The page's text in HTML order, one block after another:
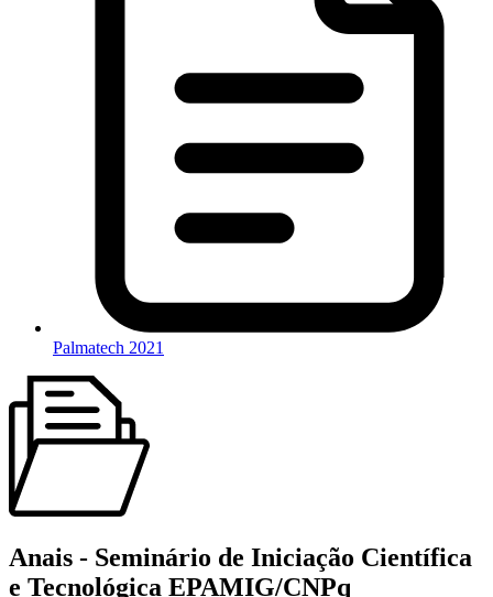
Palmatech 2021
Anais - Seminário de Iniciação Científica
e Tecnológica EPAMIG/CNPq